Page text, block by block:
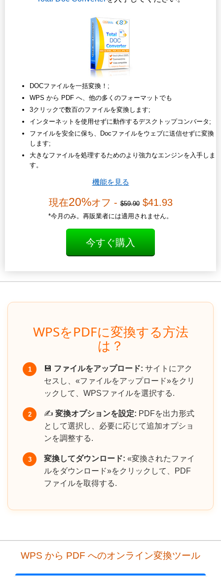
DOCファイルを一括変換！;
WPS から PDF へ、他の多くのフォーマットでも
3クリックで数百のファイルを変換します;
インターネットを使用せずに動作するデスクトップコンバータ;
ファイルを安全に保ち、Docファイルをウェブに送信せずに変換
します;
大きなファイルを処理するためのより強力なエンジンを入手しま
す。
機能を見る
現在20%オフ -$59.90$41.93
*今月のみ。再販業者には適用されません。
今すぐ購入
WPSをPDFに変換する方法
は？
1 💾 ファイルをアップロード: サイトにアク
セスし、«ファイルをアップロード»をクリ
ックして、WPSファイルを選択する.
2 ✍️ 変換オプションを設定: PDFを出力形式
として選択し、必要に応じて追加オプショ
ンを調整する.
3 変換してダウンロード: «変換されたファイ
ルをダウンロード»をクリックして、PDF
ファイルを取得する.
WPS から PDF へのオンライン変換ツール